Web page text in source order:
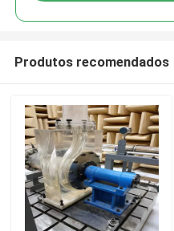
Produtos recomendados